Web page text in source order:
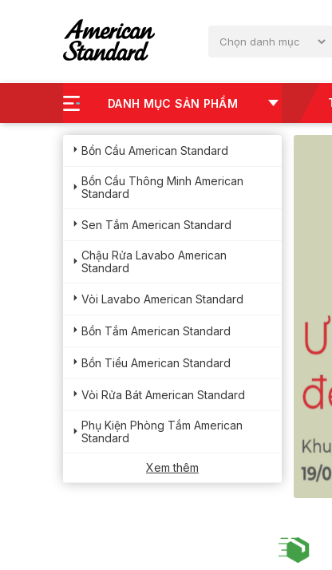
DANH MỤC SẢN PHẨM
Bồn Cầu American Standard
Bồn Cầu Thông Minh American
Standard
Sen Tắm American Standard
Chậu Rửa Lavabo American
Standard
Vòi Lavabo American Standard
Bồn Tắm American Standard
Bồn Tiểu American Standard
Vòi Rửa Bát American Standard
Phụ Kiện Phòng Tắm American
Standard
Xem thêm